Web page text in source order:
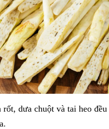
dưa chuột và tai heo